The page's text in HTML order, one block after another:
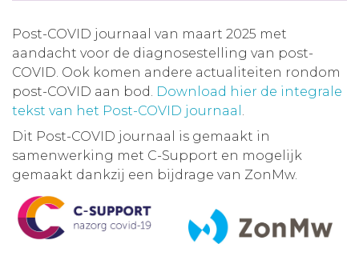
Post-COVID journaal van maart 2025 met
aandacht voor de diagnosestelling van post-
COVID. Ook komen andere actualiteiten rondom
post-COVID aan bod. Download hier de integrale
tekst van het Post-COVID journaal .
Dit Post-COVID journaal is gemaakt in
samenwerking met C-Support en mogelijk
gemaakt dankzij een bijdrage van ZonMw.